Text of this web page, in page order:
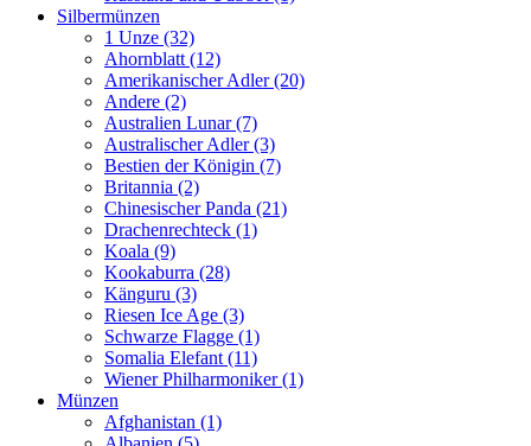
Silbermünzen
1 Unze (32)
Ahornblatt (12)
Amerikanischer Adler (20)
Andere (2)
Australien Lunar (7)
Australischer Adler (3)
Bestien der Königin (7)
Britannia (2)
Chinesischer Panda (21)
Drachenrechteck (1)
Koala (9)
Kookaburra (28)
Känguru (3)
Riesen Ice Age (3)
Schwarze Flagge (1)
Somalia Elefant (11)
Wiener Philharmoniker (1)
Münzen
Afghanistan (1)